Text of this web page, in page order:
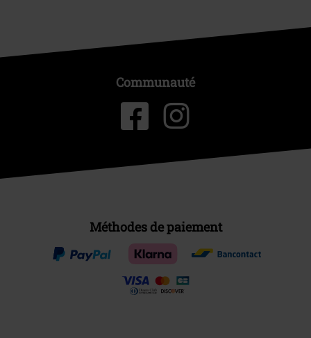
Communauté
Méthodes de paiement